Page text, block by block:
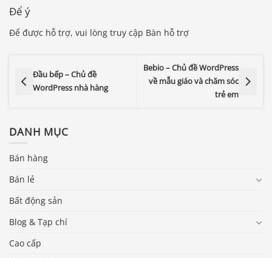
Để ý
Để được hỗ trợ, vui lòng truy cập Bàn hỗ trợ
Đầu bếp – Chủ đề
WordPress nhà hàng
Bebio – Chủ đề WordPress
về mẫu giáo và chăm sóc
trẻ em
DANH MỤC
Bán hàng
Bán lẻ
Bất động sản
Blog & Tạp chí
Cao cấp